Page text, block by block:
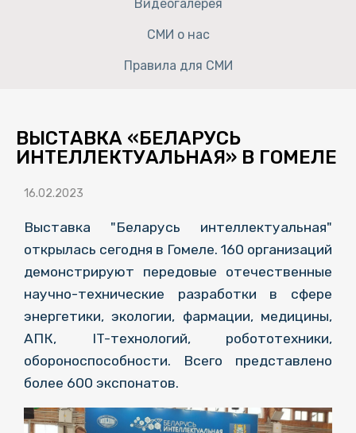
Видеогалерея
СМИ о нас
Правила для СМИ
ВЫСТАВКА «БЕЛАРУСЬ
ИНТЕЛЛЕКТУАЛЬНАЯ» В ГОМЕЛЕ
16.02.2023
Выставка "Беларусь интеллектуальная"
открылась сегодня в Гомеле. 160 организаций
демонстрируют передовые отечественные
научно-технические разработки в сфере
энергетики, экологии, фармации, медицины,
АПК, IT-технологий, робототехники,
обороноспособности. Всего представлено
более 600 экспонатов.